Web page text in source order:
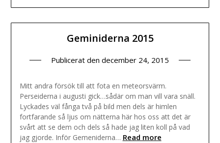
Geminiderna 2015
Publicerat den december 24, 2015
Mitt andra försök till att fota en meteorsvärm.
Perseiderna i augusti gick…sådär om man vill vara snäll.
Lyckades väl fånga två på bild men dels är himlen
fortfarande så ljus om nätterna här hos oss att det är
svårt att se dem och dels så hade jag liten koll på vad
jag gjorde. Inför Gemeniderna… Read more